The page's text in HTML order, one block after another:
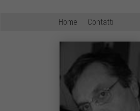
Home Contatti